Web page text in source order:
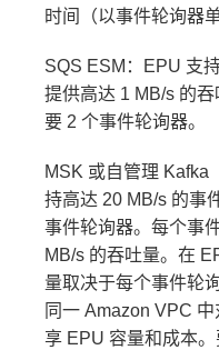
月度总费用
1.49
+ 14.43 USD =
月度请求
USD/M =
已处理的
时间（以事件轮询器
SQS ESM：EPU 支
提供高达 1 MB/s 的
要 2 个事件轮询器。
MSK 或自管理 Kafka
持高达 20 MB/s 的事
事件轮询器。每个事
MB/s 的吞吐量。在
量取决于每个事件轮
同一 Amazon VPC
享 EPU 容量和成本